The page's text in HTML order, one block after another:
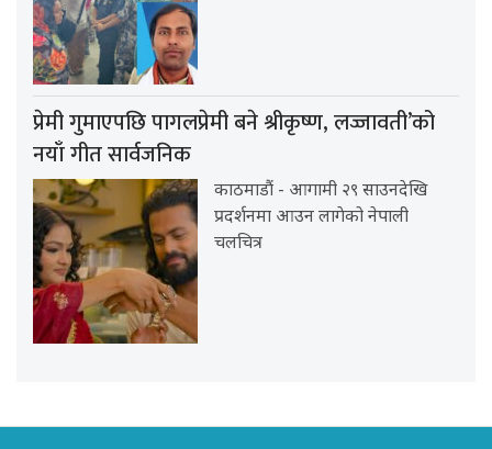
प्रेमी गुमाएपछि पागलप्रेमी बने श्रीकृष्ण, लज्जावती’को
नयाँ गीत सार्वजनिक
काठमाडौं - आगामी २९ साउनदेखि
प्रदर्शनमा आउन लागेको नेपाली
चलचित्र